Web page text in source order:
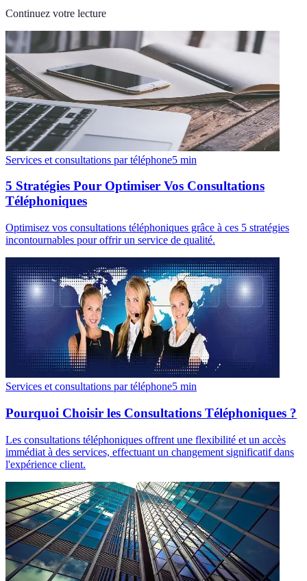
Continuez votre lecture
Services et consultations par téléphone5 min
5 Stratégies Pour Optimiser Vos Consultations
Téléphoniques
Optimisez vos consultations téléphoniques grâce à ces 5 stratégies
incontournables pour offrir un service de qualité.
Services et consultations par téléphone5 min
Pourquoi Choisir les Consultations Téléphoniques ?
Les consultations téléphoniques offrent une flexibilité et un accès
immédiat à des services, effectuant un changement significatif dans
l'expérience client.